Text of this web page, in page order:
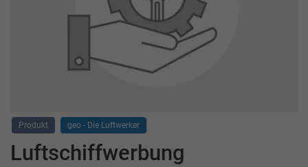
Produkt geo - Die Luftwerker
Luftschiffwerbung